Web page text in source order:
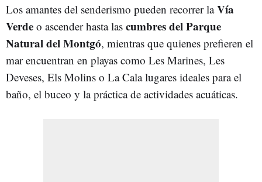
Los amantes del senderismo pueden recorrer laVía
Verde o ascender hasta las cumbres del Parque
Natural del Montgó, mientras que quienes prefieren el
mar encuentran en playas como Les Marines, Les
Deveses, Els Molins o La Cala lugares ideales para el
baño, el buceo y la práctica de actividades acuáticas.